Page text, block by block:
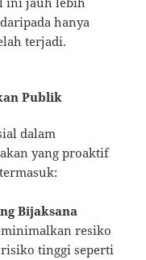
hanya
terjadi.
Publik
dalam
yang proaktif
Bijaksana
resiko
tinggi seperti